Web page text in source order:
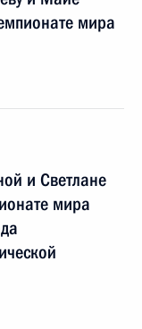
мира
и Светлане
мира